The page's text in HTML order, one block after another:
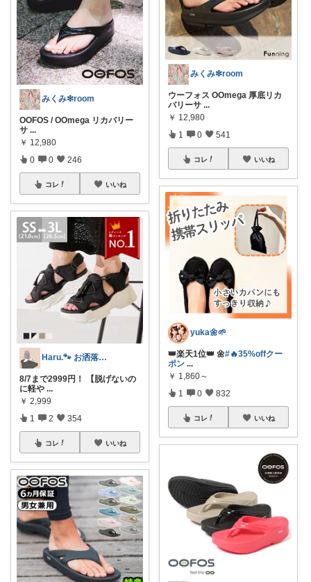
みくみ❇room
OOFOS / OOmega リカバリー
サ ...
￥ 12,980
0 0 246
コレ いいね
Haru.🐾 お洒落なママになりたい
8/7まで2999円！ 【脱げないの
に軽や ...
￥ 2,999
1 2 354
コレ いいね
みくみ❇room
ウーフォス OOmega 厚底リカ
バリーサ ...
￥ 12,980
1 0 541
コレ いいね
yuka🌼🌱‬‪
👑楽天1位👑 🌼#🔥35%offクー
ポン ...
￥ 1,860～
1 0 832
コレ いいね